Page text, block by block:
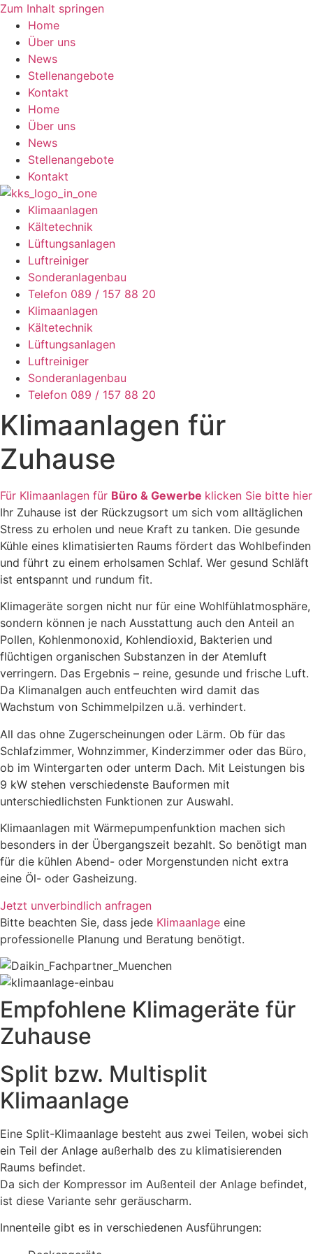
Zum Inhalt springen
Home
Über uns
News
Stellenangebote
Kontakt
Home
Über uns
News
Stellenangebote
Kontakt
Klimaanlagen
Kältetechnik
Lüftungsanlagen
Luftreiniger
Sonderanlagenbau
Telefon 089 / 157 88 20
Klimaanlagen
Kältetechnik
Lüftungsanlagen
Luftreiniger
Sonderanlagenbau
Telefon 089 / 157 88 20
Klimaanlagen für
Zuhause
Für Klimaanlagen für Büro & Gewerbe klicken Sie bitte hier
Ihr Zuhause ist der Rückzugsort um sich vom alltäglichen
Stress zu erholen und neue Kraft zu tanken. Die gesunde
Kühle eines klimatisierten Raums fördert das Wohlbefinden
und führt zu einem erholsamen Schlaf. Wer gesund Schläft
ist entspannt und rundum fit.
Klimageräte sorgen nicht nur für eine Wohlfühlatmosphäre,
sondern können je nach Ausstattung auch den Anteil an
Pollen, Kohlenmonoxid, Kohlendioxid, Bakterien und
flüchtigen organischen Substanzen in der Atemluft
verringern. Das Ergebnis – reine, gesunde und frische Luft.
Da Klimanalgen auch entfeuchten wird damit das
Wachstum von Schimmelpilzen u.ä. verhindert.
All das ohne Zugerscheinungen oder Lärm. Ob für das
Schlafzimmer, Wohnzimmer, Kinderzimmer oder das Büro,
ob im Wintergarten oder unterm Dach. Mit Leistungen bis
9 kW stehen verschiedenste Bauformen mit
unterschiedlichsten Funktionen zur Auswahl.
Klimaanlagen mit Wärmepumpenfunktion machen sich
besonders in der Übergangszeit bezahlt. So benötigt man
für die kühlen Abend- oder Morgenstunden nicht extra
eine Öl- oder Gasheizung.
Jetzt unverbindlich anfragen
Bitte beachten Sie, dass jede Klimaanlage eine
professionelle Planung und Beratung benötigt.
Empfohlene Klimageräte für
Zuhause
Split bzw. Multisplit
Klimaanlage
Eine Split-Klimaanlage besteht aus zwei Teilen, wobei sich
ein Teil der Anlage außerhalb des zu klimatisierenden
Raums befindet.
Da sich der Kompressor im Außenteil der Anlage befindet,
ist diese Variante sehr geräuscharm.
Innenteile gibt es in verschiedenen Ausführungen: